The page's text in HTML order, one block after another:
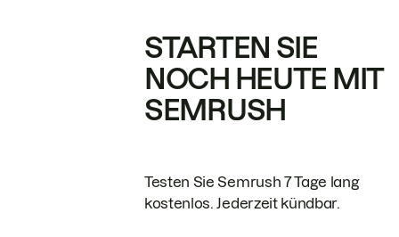
STARTEN SIE
NOCH HEUTE MIT
SEMRUSH
Testen Sie Semrush 7 Tage lang
kostenlos. Jederzeit kündbar.